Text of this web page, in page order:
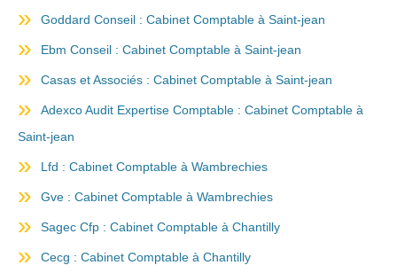
Goddard Conseil : Cabinet Comptable à Saint-jean
Ebm Conseil : Cabinet Comptable à Saint-jean
Casas et Associés : Cabinet Comptable à Saint-jean
Adexco Audit Expertise Comptable : Cabinet Comptable à
Saint-jean
Lfd : Cabinet Comptable à Wambrechies
Gve : Cabinet Comptable à Wambrechies
Sagec Cfp : Cabinet Comptable à Chantilly
Cecg : Cabinet Comptable à Chantilly